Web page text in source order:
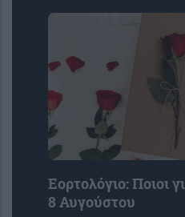
Εορτολόγιο: Ποιοι
8 Αυγούστου